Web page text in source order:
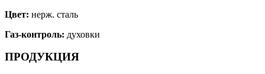
Цвет: нерж. сталь
Газ-контроль: духовки
ПРОДУКЦИЯ